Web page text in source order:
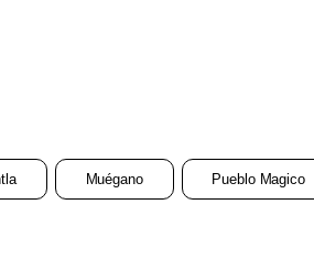
Muégano Pueblo Magico